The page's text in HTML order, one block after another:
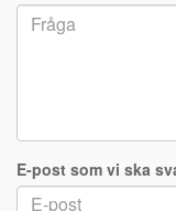
E-post som vi ska